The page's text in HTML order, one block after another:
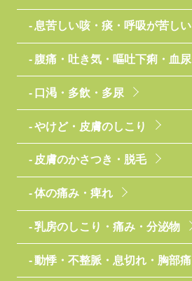
息苦しい咳・痰・呼吸が苦しい
腹痛・吐き気・嘔吐下痢・血尿
口渇・多飲・多尿
やけど・皮膚のしこり
皮膚のかさつき・脱毛
体の痛み・痺れ
乳房のしこり・痛み・分泌物
動悸・不整脈・息切れ・胸部痛